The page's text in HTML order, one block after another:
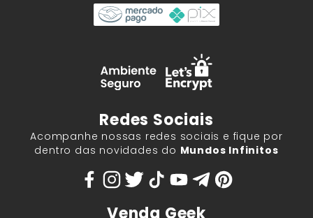
Redes Sociais
Acompanhe nossas redes sociais e fique por
dentro das novidades do Mundos Infinitos
Venda Geek